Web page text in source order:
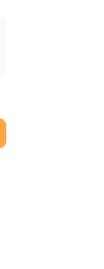
нажав на кнопку